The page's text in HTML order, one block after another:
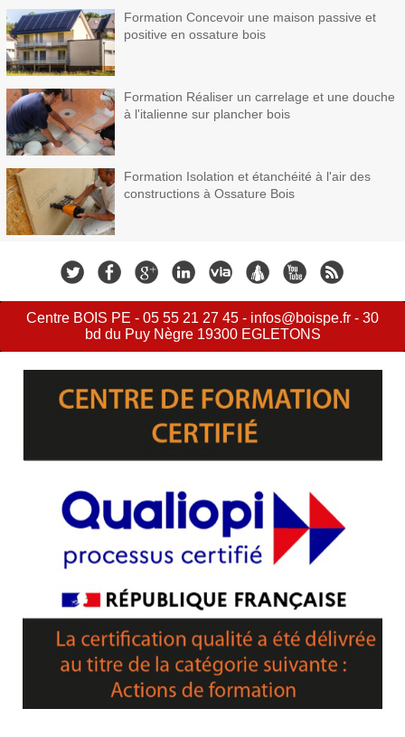
Formation Concevoir une maison passive et
positive en ossature bois
Formation Réaliser un carrelage et une douche
à l'italienne sur plancher bois
Formation Isolation et étanchéité à l'air des
constructions à Ossature Bois
Centre BOIS PE - 05 55 21 27 45 - infos@boispe.fr - 30
bd du Puy Nègre 19300 EGLETONS